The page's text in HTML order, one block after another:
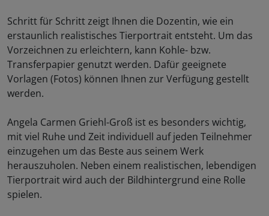
Schritt für Schritt zeigt Ihnen die Dozentin, wie ein
erstaunlich realistisches Tierportrait entsteht. Um das
Vorzeichnen zu erleichtern, kann Kohle- bzw.
Transferpapier genutzt werden. Dafür geeignete
Vorlagen (Fotos) können Ihnen zur Verfügung gestellt
werden.
Angela Carmen Griehl-Groß ist es besonders wichtig,
mit viel Ruhe und Zeit individuell auf jeden Teilnehmer
einzugehen um das Beste aus seinem Werk
herauszuholen. Neben einem realistischen, lebendigen
Tierportrait wird auch der Bildhintergrund eine Rolle
spielen.